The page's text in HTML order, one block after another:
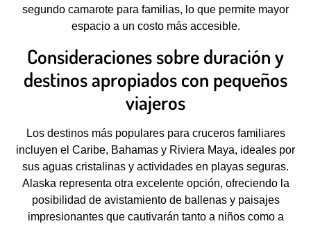
segundo camarote para familias, lo que permite mayor
espacio a un costo más accesible.
Consideraciones sobre duración y
destinos apropiados con pequeños
viajeros
Los destinos más populares para cruceros familiares
incluyen el Caribe, Bahamas y Riviera Maya, ideales por
sus aguas cristalinas y actividades en playas seguras.
Alaska representa otra excelente opción, ofreciendo la
posibilidad de avistamiento de ballenas y paisajes
impresionantes que cautivarán tanto a niños como a